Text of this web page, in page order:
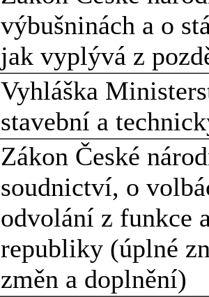
výbušninách a o
jak vyplývá z
Vyhláška
stavební a
Zákon České
soudnictví, o
odvolání z funkce
republiky (úplné
změn a doplnění)